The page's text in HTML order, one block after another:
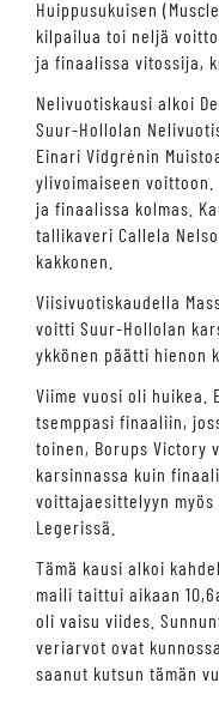
Huippusukuisen
kilpailua toi neljä
ja finaalissa vitossija,
Nelivuotiskausi alkoi
Suur-Hollolan
Einari Vidgrénin
ylivoimaiseen
ja finaalissa kolmas.
tallikaveri Callela
kakkonen.
Viisivuotiskaudella
voitti Suur-Hollolan
ykkönen päätti hienon
Viime vuosi oli huikea.
tsemppasi finaaliin,
toinen, Borups Victory
karsinnassa kuin
voittajaesittelyyn myös
Legerissä.
Tämä kausi alkoi
maili taittui aikaan
oli vaisu viides.
veriarvot ovat
saanut kutsun tämän